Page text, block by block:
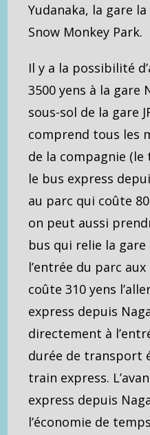
Yudanaka, la gare
Snow Monkey Park.
Il y a la possibilité
3500 yens à la gare
sous-sol de la gare
comprend tous les
de la compagnie
le bus express
au parc qui coûte
on peut aussi
bus qui relie la gare
l’entrée du parc
coûte 310 yens
express depuis
directement à
durée de transport
train express.
express depuis
l’économie de